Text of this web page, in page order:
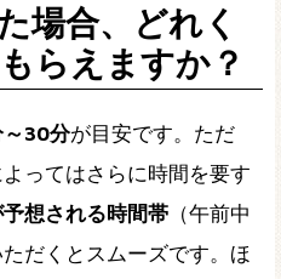
場合、どれく
らえますか？
～30分が目安です。ただ
ってはさらに時間を要す
想される時間帯 （午前中
だくとスムーズです。ほ